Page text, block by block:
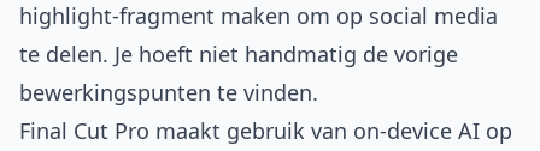
highlight-fragment maken om op social media
te delen. Je hoeft niet handmatig de vorige
bewerkingspunten te vinden.
Final Cut Pro maakt gebruik van on-device AI op